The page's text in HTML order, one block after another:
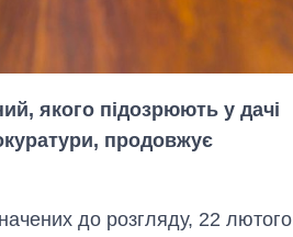
якого підозрюють у дачі
продовжує
до розгляду, 22 лютого